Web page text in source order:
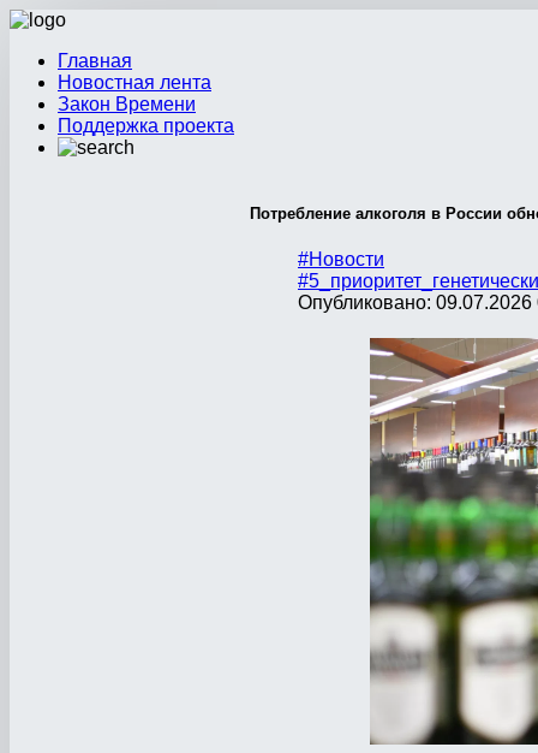
Главная
Новостная лента
Закон Времени
Поддержка проекта
Потребление алкоголя в России
#Новости
Опубликовано: 09.07.2026